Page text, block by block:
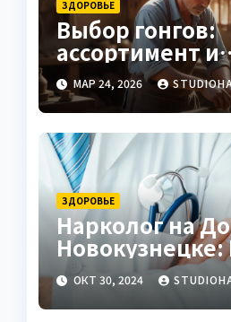
ЗДОРОВЬЕ
Выбор гонгов:
ассортимент и
МАР 24, 2026
ЗДОРОВЬЕ
Нарколог на
Которая
ОКТ 30, 2024